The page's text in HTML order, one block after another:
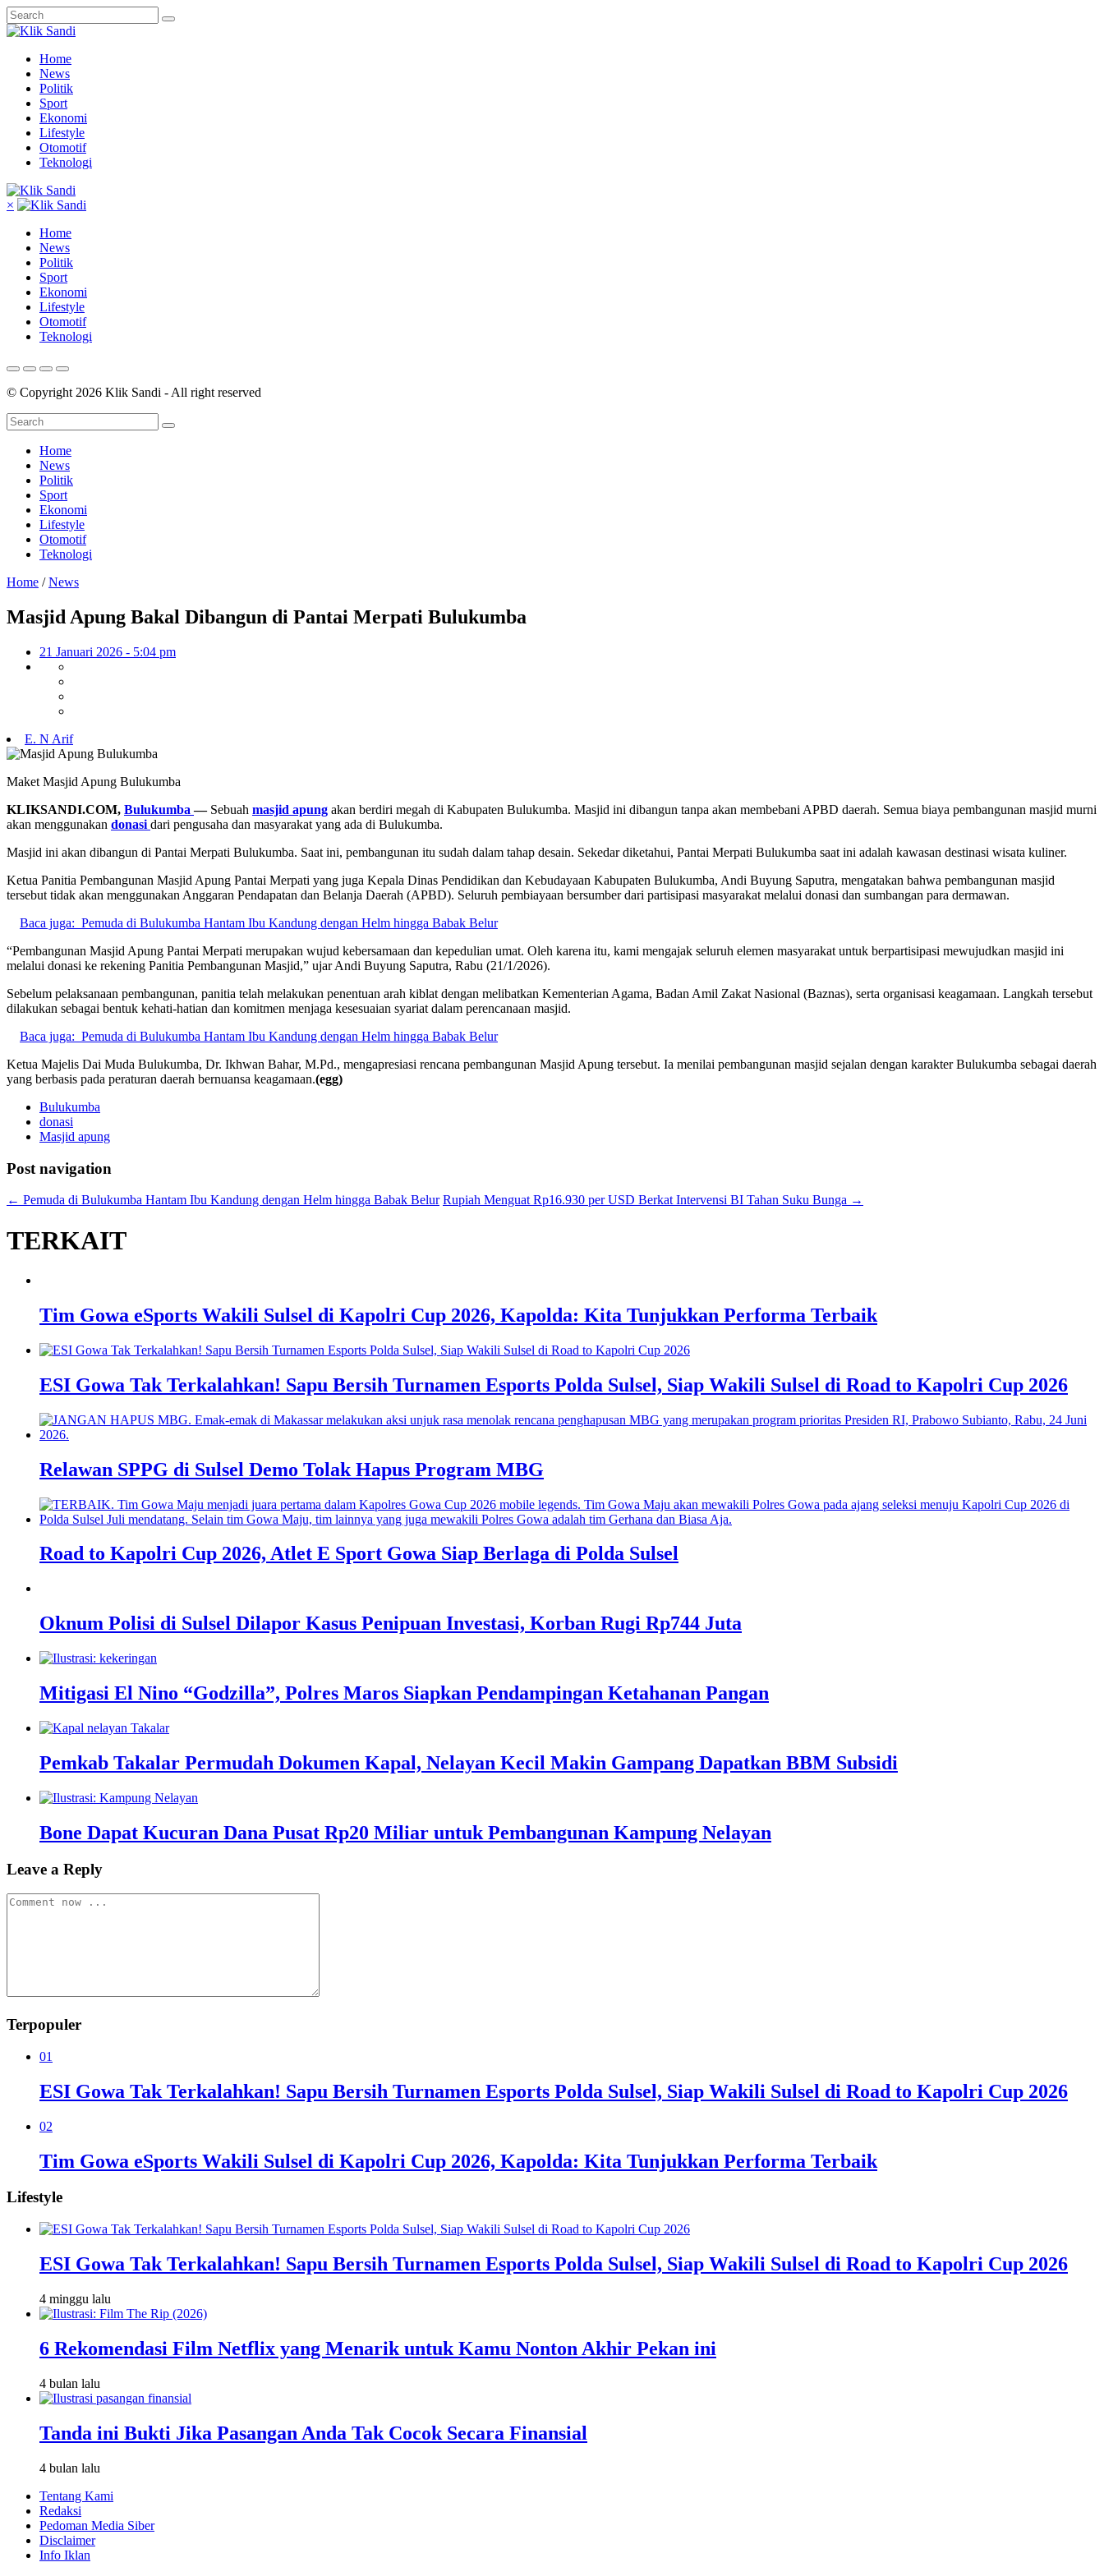
Home
News
Politik
Sport
Ekonomi
Lifestyle
Otomotif
Teknologi
×
Home
News
Politik
Sport
Ekonomi
Lifestyle
Otomotif
Teknologi
© Copyright 2026 Klik Sandi - All right reserved
Home
News
Politik
Sport
Ekonomi
Lifestyle
Otomotif
Teknologi
Home /News
Masjid Apung Bakal Dibangun di Pantai Merpati Bulukumba
21 Januari 2026 - 5:04 pm
E. N Arif
Maket Masjid Apung Bulukumba
KLIKSANDI.COM, Bulukumba— Sebuah masjid apung akan berdiri megah di Kabupaten Bulukumba. Masjid ini dibangun tanpa akan membebani APBD daerah. Semua biaya pembangunan masjid murni
akan menggunakan donasi dari pengusaha dan masyarakat yang ada di Bulukumba.
Masjid ini akan dibangun di Pantai Merpati Bulukumba. Saat ini, pembangunan itu sudah dalam tahap desain. Sekedar diketahui, Pantai Merpati Bulukumba saat ini adalah kawasan destinasi wisata kuliner.
Ketua Panitia Pembangunan Masjid Apung Pantai Merpati yang juga Kepala Dinas Pendidikan dan Kebudayaan Kabupaten Bulukumba, Andi Buyung Saputra, mengatakan bahwa pembangunan masjid
tersebut tidak akan menggunakan Anggaran Pendapatan dan Belanja Daerah (APBD). Seluruh pembiayaan bersumber dari partisipasi masyarakat melalui donasi dan sumbangan para dermawan.
Baca juga: Pemuda di Bulukumba Hantam Ibu Kandung dengan Helm hingga Babak Belur
“Pembangunan Masjid Apung Pantai Merpati merupakan wujud kebersamaan dan kepedulian umat. Oleh karena itu, kami mengajak seluruh elemen masyarakat untuk berpartisipasi mewujudkan masjid ini
melalui donasi ke rekening Panitia Pembangunan Masjid,” ujar Andi Buyung Saputra, Rabu (21/1/2026).
Sebelum pelaksanaan pembangunan, panitia telah melakukan penentuan arah kiblat dengan melibatkan Kementerian Agama, Badan Amil Zakat Nasional (Baznas), serta organisasi keagamaan. Langkah tersebut
dilakukan sebagai bentuk kehati-hatian dan komitmen menjaga kesesuaian syariat dalam perencanaan masjid.
Baca juga: Pemuda di Bulukumba Hantam Ibu Kandung dengan Helm hingga Babak Belur
Ketua Majelis Dai Muda Bulukumba, Dr. Ikhwan Bahar, M.Pd., mengapresiasi rencana pembangunan Masjid Apung tersebut. Ia menilai pembangunan masjid sejalan dengan karakter Bulukumba sebagai daerah
yang berbasis pada peraturan daerah bernuansa keagamaan.(egg)
Bulukumba
donasi
Masjid apung
Post navigation
← Pemuda di Bulukumba Hantam Ibu Kandung dengan Helm hingga Babak Belur Rupiah Menguat Rp16.930 per USD Berkat Intervensi BI Tahan Suku Bunga →
TERKAIT
Tim Gowa eSports Wakili Sulsel di Kapolri Cup 2026, Kapolda: Kita Tunjukkan Performa Terbaik
ESI Gowa Tak Terkalahkan! Sapu Bersih Turnamen Esports Polda Sulsel, Siap Wakili Sulsel di Road to Kapolri Cup 2026
Relawan SPPG di Sulsel Demo Tolak Hapus Program MBG
Road to Kapolri Cup 2026, Atlet E Sport Gowa Siap Berlaga di Polda Sulsel
Oknum Polisi di Sulsel Dilapor Kasus Penipuan Investasi, Korban Rugi Rp744 Juta
Mitigasi El Nino “Godzilla”, Polres Maros Siapkan Pendampingan Ketahanan Pangan
Pemkab Takalar Permudah Dokumen Kapal, Nelayan Kecil Makin Gampang Dapatkan BBM Subsidi
Bone Dapat Kucuran Dana Pusat Rp20 Miliar untuk Pembangunan Kampung Nelayan
Leave a Reply
Terpopuler
01
ESI Gowa Tak Terkalahkan! Sapu Bersih Turnamen Esports Polda Sulsel, Siap Wakili Sulsel di Road to Kapolri Cup 2026
02
Tim Gowa eSports Wakili Sulsel di Kapolri Cup 2026, Kapolda: Kita Tunjukkan Performa Terbaik
Lifestyle
ESI Gowa Tak Terkalahkan! Sapu Bersih Turnamen Esports Polda Sulsel, Siap Wakili Sulsel di Road to Kapolri Cup 2026
4 minggu lalu
6 Rekomendasi Film Netflix yang Menarik untuk Kamu Nonton Akhir Pekan ini
4 bulan lalu
Tanda ini Bukti Jika Pasangan Anda Tak Cocok Secara Finansial
4 bulan lalu
Tentang Kami
Redaksi
Pedoman Media Siber
Disclaimer
Info Iklan